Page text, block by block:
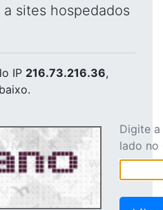
sites hospedados
IP 216.73.216.36,
Digite
lado no